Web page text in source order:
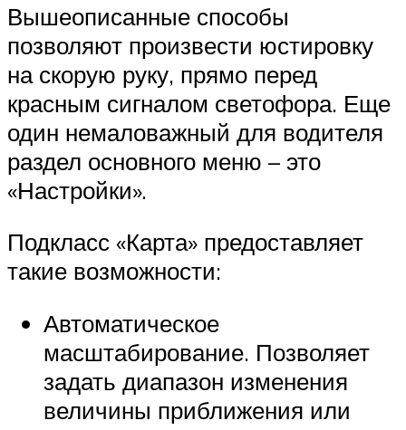
Вышеописанные способы
позволяют произвести юстировку
на скорую руку, прямо перед
красным сигналом светофора. Еще
один немаловажный для водителя
раздел основного меню – это
«Настройки».
Подкласс «Карта» предоставляет
такие возможности:
Автоматическое
масштабирование. Позволяет
задать диапазон изменения
величины приближения или